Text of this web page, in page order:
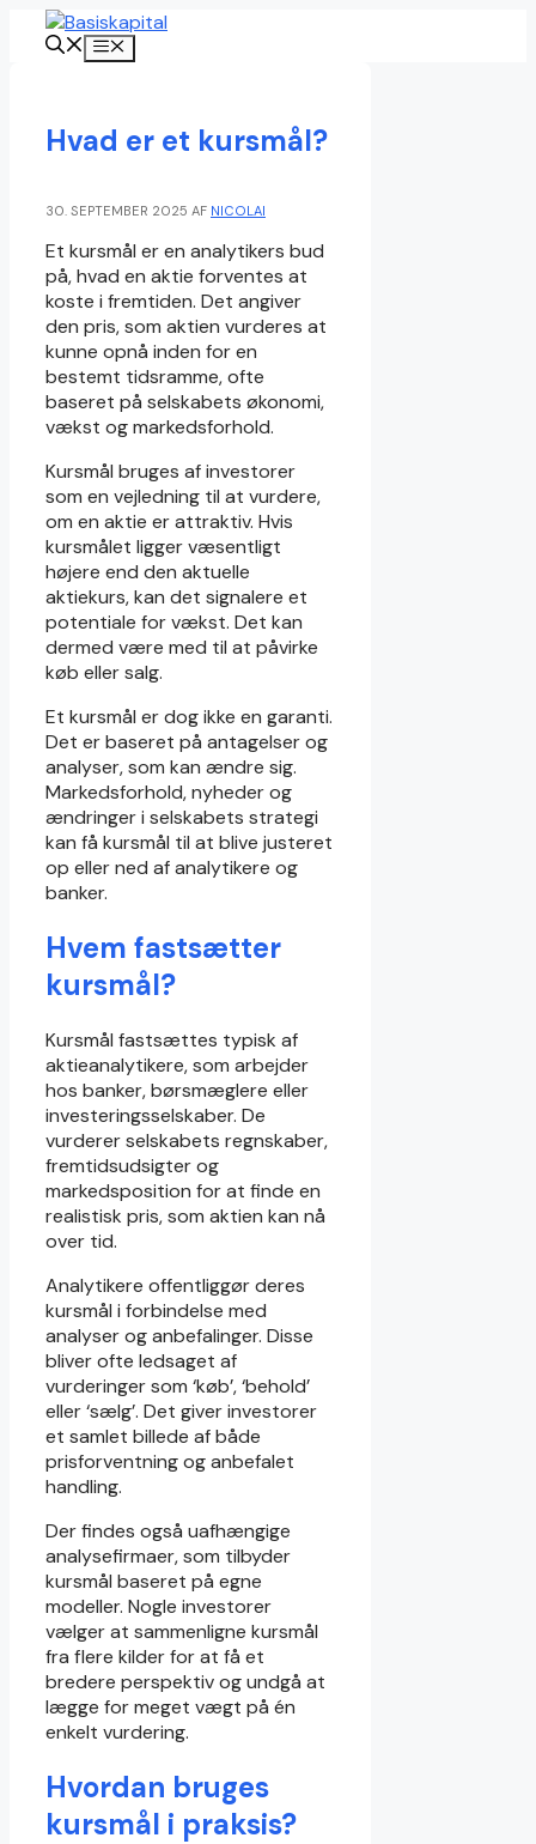
Menu
Hvad er et kursmål?
30. SEPTEMBER 2025 AF NICOLAI
Et kursmål er en analytikers bud
på, hvad en aktie forventes at
koste i fremtiden. Det angiver
den pris, som aktien vurderes at
kunne opnå inden for en
bestemt tidsramme, ofte
baseret på selskabets økonomi,
vækst og markedsforhold.
Kursmål bruges af investorer
som en vejledning til at vurdere,
om en aktie er attraktiv. Hvis
kursmålet ligger væsentligt
højere end den aktuelle
aktiekurs, kan det signalere et
potentiale for vækst. Det kan
dermed være med til at påvirke
køb eller salg.
Et kursmål er dog ikke en garanti.
Det er baseret på antagelser og
analyser, som kan ændre sig.
Markedsforhold, nyheder og
ændringer i selskabets strategi
kan få kursmål til at blive justeret
op eller ned af analytikere og
banker.
Hvem fastsætter
kursmål?
Kursmål fastsættes typisk af
aktieanalytikere, som arbejder
hos banker, børsmæglere eller
investeringsselskaber. De
vurderer selskabets regnskaber,
fremtidsudsigter og
markedsposition for at finde en
realistisk pris, som aktien kan nå
over tid.
Analytikere offentliggør deres
kursmål i forbindelse med
analyser og anbefalinger. Disse
bliver ofte ledsaget af
vurderinger som ‘køb’, ‘behold’
eller ‘sælg’. Det giver investorer
et samlet billede af både
prisforventning og anbefalet
handling.
Der findes også uafhængige
analysefirmaer, som tilbyder
kursmål baseret på egne
modeller. Nogle investorer
vælger at sammenligne kursmål
fra flere kilder for at få et
bredere perspektiv og undgå at
lægge for meget vægt på én
enkelt vurdering.
Hvordan bruges
kursmål i praksis?